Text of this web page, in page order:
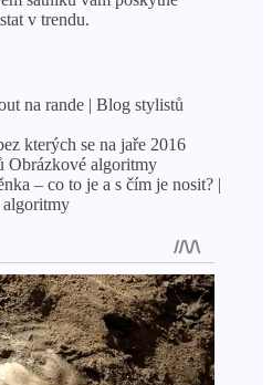
v trendu.
na rande | Blog stylistů
kterých se na jaře 2016
Obrázkové algoritmy
– co to je a s čím je nosit? |